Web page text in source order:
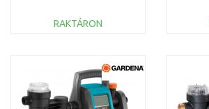
RAKTÁRON
Összehasonlítás